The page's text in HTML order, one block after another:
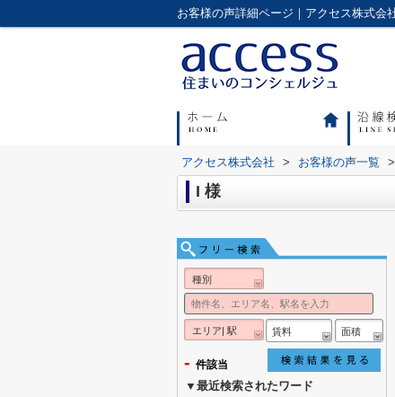
アクセス株式会社 > お客様の声一覧 >
I 様
種別
エリア| 駅 賃料 面積
- 件該当
▼最近検索されたワード